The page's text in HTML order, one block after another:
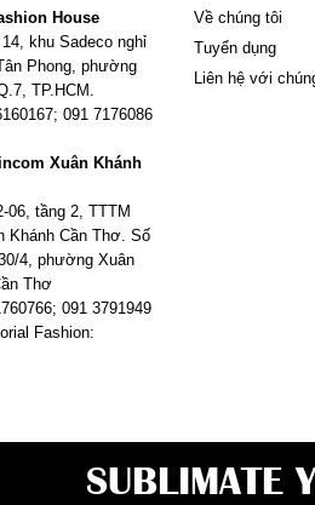
House
khu Sadeco nghỉ
Phong, phường
TP.HCM.
091 7176086
Xuân Khánh
06, tầng 2, TTTM
Khánh Cần Thơ. Số
4, phường Xuân
Thơ
091 3791949
Fashion:
Về chúng tôi
Tuyển dụng
Liên hệ với
SUBLIMATE